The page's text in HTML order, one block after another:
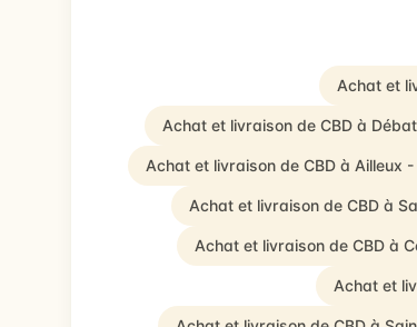
Achat et
Achat et livraison de CBD à
Achat et livraison de CBD à Ailleux
Achat et livraison de CBD à
Achat et livraison de CBD à
Achat et